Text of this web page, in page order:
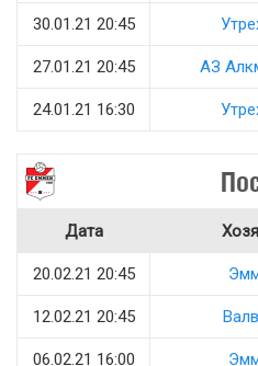
30.01.21 20:45
27.01.21 20:45 АЗ
24.01.21 16:30
Дата
20.02.21 20:45
12.02.21 20:45
06.02.21 16:00